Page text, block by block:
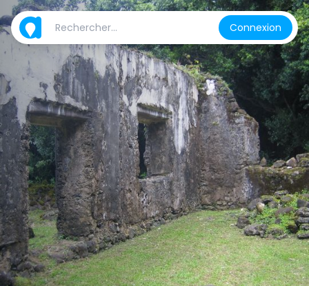
Connexion